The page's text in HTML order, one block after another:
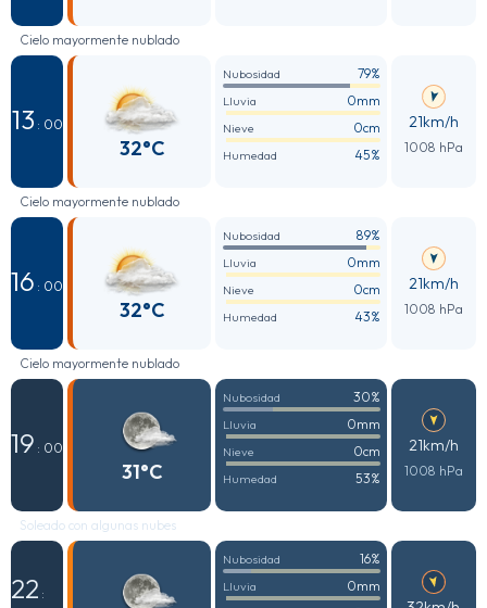
Cielo mayormente nublado
13 : 00
32°C
Nubosidad 79%
Lluvia 0mm
Nieve 0cm
Humedad 45%
21km/h
1008 hPa
Cielo mayormente nublado
16 : 00
32°C
Nubosidad 89%
Lluvia 0mm
Nieve 0cm
Humedad 43%
21km/h
1008 hPa
Cielo mayormente nublado
19 : 00
31°C
Nubosidad 30%
Lluvia 0mm
Nieve 0cm
Humedad 53%
21km/h
1008 hPa
Soleado con algunas nubes
22 :
Nubosidad 16%
Lluvia 0mm